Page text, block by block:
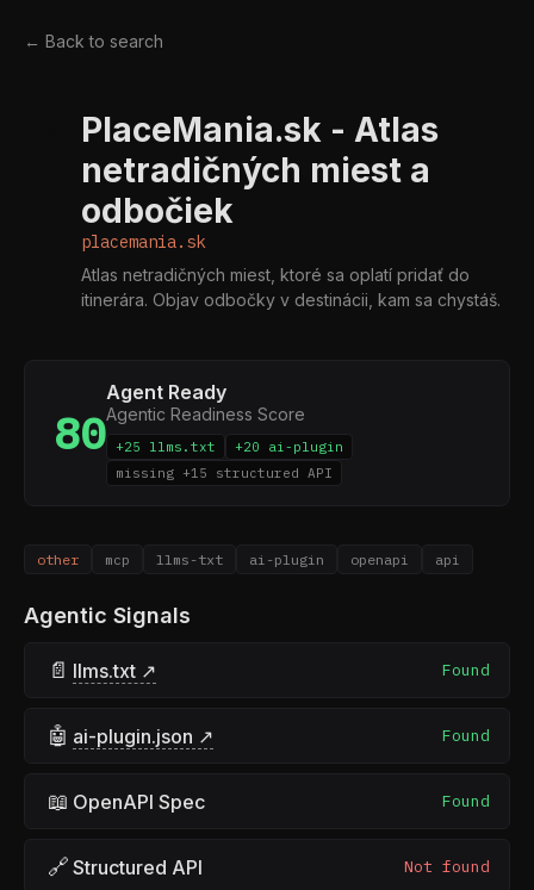
← Back to search
PlaceMania.sk - Atlas
netradičných miest a
odbočiek
placemania.sk
Atlas netradičných miest, ktoré sa oplatí pridať do
itinerára. Objav odbočky v destinácii, kam sa chystáš.
80
Agent Ready
Agentic Readiness Score
+25 llms.txt
+20 ai-plugin
missing +15 structured API
other mcp llms-txt ai-plugin openapi api
Agentic Signals
📄 llms.txt ↗ Found
🤖 ai-plugin.json ↗ Found
📖 OpenAPI Spec Found
🔗 Structured API Not found